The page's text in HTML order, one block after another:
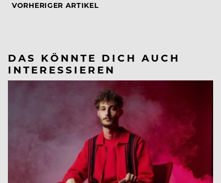
VORHERIGER ARTIKEL
DAS KÖNNTE DICH AUCH
INTERESSIEREN